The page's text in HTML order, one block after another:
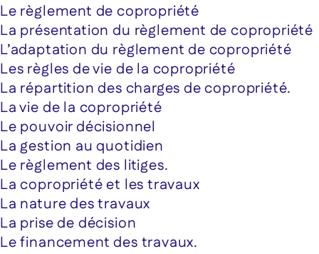
Le règlement de copropriété
La présentation du règlement de copropriété
L’adaptation du règlement de copropriété
Les règles de vie de la copropriété
La répartition des charges de copropriété.
La vie de la copropriété
Le pouvoir décisionnel
La gestion au quotidien
Le règlement des litiges.
La copropriété et les travaux
La nature des travaux
La prise de décision
Le financement des travaux.